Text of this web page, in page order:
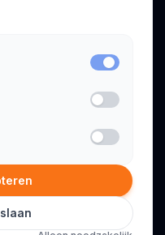
voorbehouden.